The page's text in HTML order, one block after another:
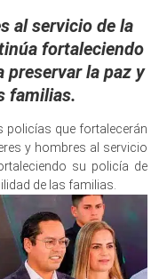
al servicio de la
fortaleciendo
preservar la paz y
familias.
policías que fortalecerán
y hombres al servicio
su policía de
de las familias.